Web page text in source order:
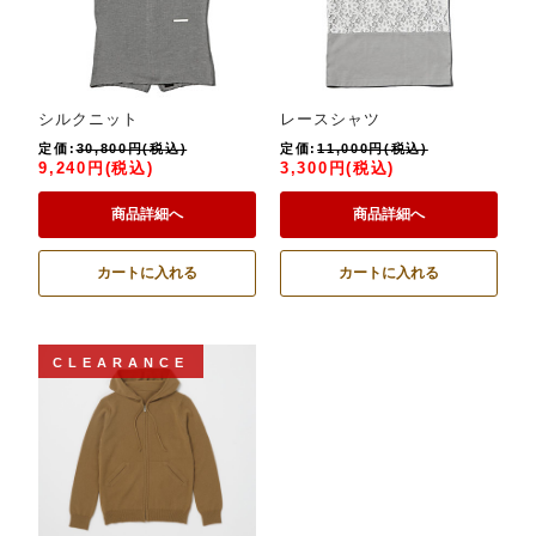
シルクニット
定価:30,800円(税込)
9,240円(税込)
商品詳細へ
カートに入れる
レースシャツ
定価:11,000円(税込)
3,300円(税込)
商品詳細へ
カートに入れる
CLEARANCE